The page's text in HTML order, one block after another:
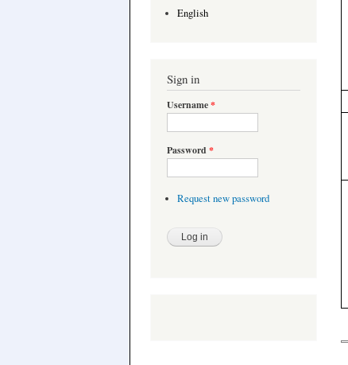
English
Sign in
Username*
Password *
Request new password